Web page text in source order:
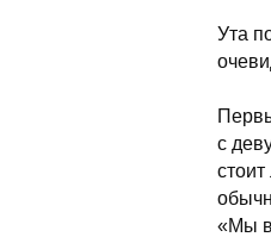
Ута
с
«Мы